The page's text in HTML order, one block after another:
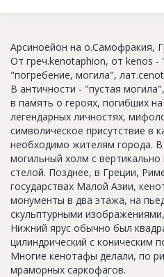
Инвестпроекты
Глоссарий
Новости
Платные услуги
Пресс-релизы
Правила работы
Контакты
Личный кабинет
Арсиноейон на о.Самофракия,
От греч.kenotaphion, от kenos -
"погребение, могила",
В античности - "пустая
в память о героях, погибших
легендарных личностях,
символическое присутствие в
необходимо жителям города. В
могильный холм с
стелой. Позднее, в Греции,
государствах Малой Азии,
монументы в два этажа, на
скульптурными
Нижний ярус обычно был
цилиндрический с коническим
Многие кенотафы делали, по
мраморных саркофагов.